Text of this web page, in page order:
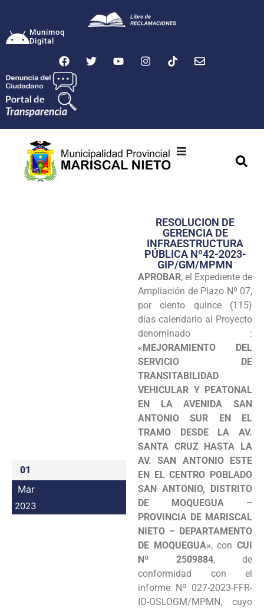
Munimoq
Digital
Transparencia
Seguridad
Programas
Intranet
01
Mar
2023
RESOLUCION DE
GERENCIA DE
INFRAESTRUCTURA
PÚBLICA Nº42-2023-
GIP/GM/MPMN
APROBAR, el Expediente de
Ampliación de Plazo Nº 07,
por ciento quince (115)
días calendario al Proyecto
denominado :
«MEJORAMIENTO DEL
SERVICIO DE
TRANSITABILIDAD
VEHICULAR Y PEATONAL
EN LA AVENIDA SAN
ANTONIO SUR EN EL
TRAMO DESDE LA AV.
SANTA CRUZ HASTA LA
AV. SAN ANTONIO ESTE
EN EL CENTRO POBLADO
SAN ANTONIO, DISTRITO
DE MOQUEGUA –
PROVINCIA DE MARISCAL
NIETO – DEPARTAMENTO
DE MOQUEGUA», conCUI
Nº 2509884, de
conformidad con el
informe Nº 027-2023-FFR-
IO-OSLO­GM/MPMN, cuyo